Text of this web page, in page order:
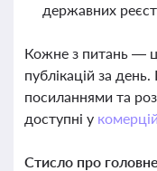
державних
Кожне з питань —
публікацій за
посиланнями та
доступні у
Стисло про